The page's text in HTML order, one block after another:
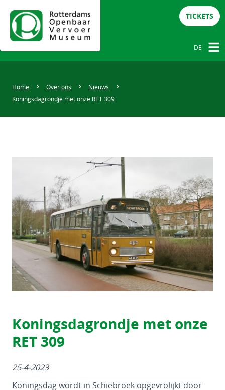
TICKETS
DE
Home Over ons
Nieuws
Koningsdagrondje met onze RET 309
Koningsdagrondje met onze
RET 309
25-4-2023
Koningsdag wordt in Schiebroek opgevrolijkt door